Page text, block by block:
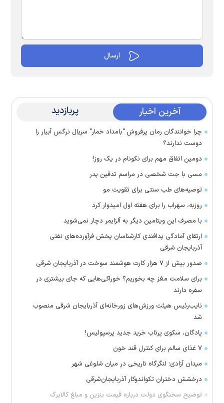
آخرین اخبار پربازدید
چرا خوانندگان رمان پرفروش "بامداد خمار" سریال نرگس آبیار را
دوست ندارند؟
دومین اتفاق مهم برای نکونام در یک روز!
مسی با جت شخصی در مراسم تدفین پدر
توصیه‌های طب سنتی برای تقویت مو
روزبه، سهراب را برای هفته اول امیدوار کرد
با مصرف این ویتامین دیگر به آلزایمر دچار نمی‌شوید
ارتقای آمادگی پدافندی کارشناسان پخش فرآورده‌های نفتی
آذربایجان شرقی
صدور بیش از ۷ هزار کارت هوشمند سوخت در آذربایجان شرقی
برای سلامت مغز چه بخوریم؟ خوراکی‌هایی که جای بیشتری در
سفره دارند
نایب‌رئیس هیئت ورزش‌های زورخانه‌ای آذربایجان شرقی منصوب
شد
پادگان، سکوی پرتاب خرید جدید پرسپولیس!
۷ غذای سالم برای کنترل قند خون
میدان آزادی؛ لنگرگاه تاریخی در میان شلوغی شهر
درخشش دختران تکواندوکار آذربایجان‌شرقی
توضیح سخنگوی دولت درباره قیمت بنزین و مبلغ کالابرگ